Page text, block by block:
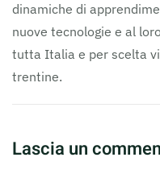
dinamiche di
nuove tecnologie e al
tutta Italia e per scelta
trentine.
Lascia un